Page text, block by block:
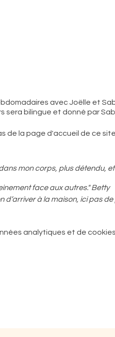
avec Joëlle et
sera bilingue et donné par
de la page d'accueil de ce
mon corps, plus détendu,
face aux autres." Betty
d’arriver à la maison, ici pas
sa vie pour la vie
de sa valeur
analytiques et de